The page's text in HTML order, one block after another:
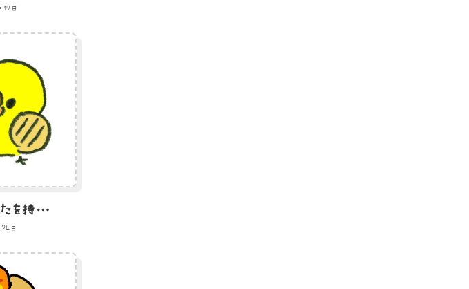
17日
ネギとナベのふたを持ったひよこ戦士のイラスト
日